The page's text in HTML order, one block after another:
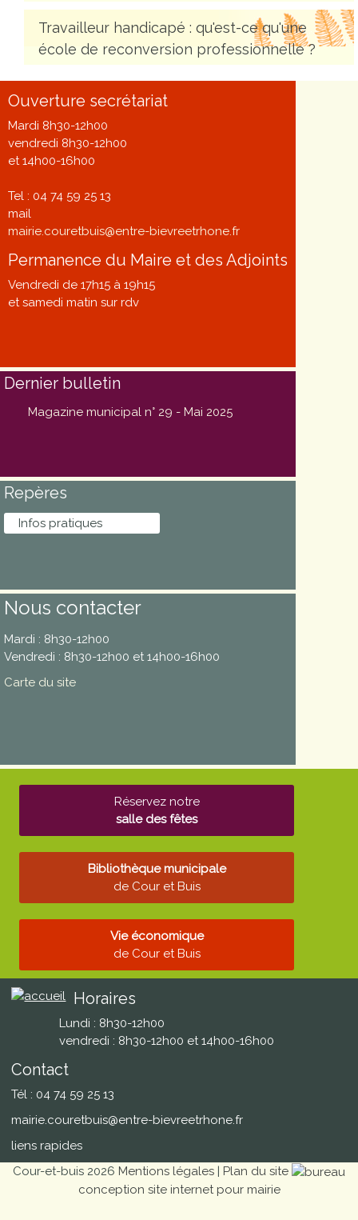
Travailleur handicapé : qu'est-ce qu'une
école de reconversion professionnelle ?
Ouverture secrétariat
Mardi 8h30-12h00
vendredi 8h30-12h00
et 14h00-16h00
Tel : 04 74 59 25 13
mail
mairie.couretbuis@entre-bievreetrhone.fr
Permanence du Maire et des Adjoints
Vendredi de 17h15 à 19h15
et samedi matin sur rdv
Dernier bulletin
Magazine municipal n° 29 - Mai 2025
Repères
Infos pratiques
Nous contacter
Mardi : 8h30-12h00
Vendredi : 8h30-12h00 et 14h00-16h00
Carte du site
Réservez notre
salle des fêtes
Bibliothèque municipale
de Cour et Buis
Vie économique
de Cour et Buis
Horaires
Lundi : 8h30-12h00
vendredi : 8h30-12h00 et 14h00-16h00
Contact
Tél : 04 74 59 25 13
mairie.couretbuis@entre-bievreetrhone.fr
liens rapides
Cour-et-buis 2026 Mentions légales | Plan du site
conception site internet pour mairie